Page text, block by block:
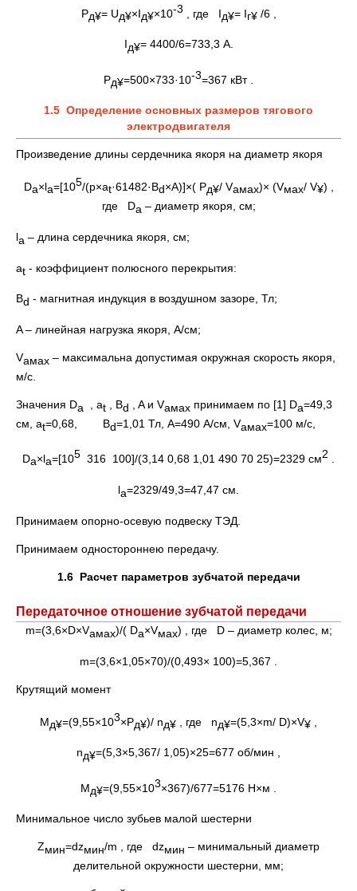
Рд¥= Uд¥×Iд¥×10-3 , где Iд¥= Iг¥/6 ,
Iд¥= 4400/6=733,3 А.
Рд¥=500×733·10-3=367 кВт .
1.5 Определение основных размеров тягового
электродвигателя
Произведение длины сердечника якоря на диаметр якоря
Da×la=[105/(p×at·61482·Bd×A)]×( Рд¥/ Vaмах)× (Vмах/ V¥) ,
где Da – диаметр якоря, см;
la – длина сердечника якоря, см;
at - коэффициент полюсного перекрытия:
Bd - магнитная индукция в воздушном зазоре, Тл;
A – линейная нагрузка якоря, А/см;
Vaмах – максимальна допустимая окружная скорость якоря,
м/с.
Значения Da , at , Bd , A и Vaмах принимаем по [1] Da=49,3
см, at=0,68, Bd=1,01 Тл, A=490 А/см, Vaмах=100 м/с,
Da×la=[105 316 100]/(3,14 0,68 1,01 490 70 25)=2329 см2
la=2329/49,3=47,47 см.
Принимаем опорно-осевую подвеску ТЭД.
Принимаем одностороннею передачу.
1.6 Расчет параметров зубчатой передачи
Передаточное отношение зубчатой передачи
m=(3,6×D×Vaмах)/( Da×Vмах) , где D – диаметр колес, м;
m=(3,6×1,05×70)/(0,493× 100)=5,367 .
Крутящий момент
Мд¥=(9,55×103×Рд¥)/ nд¥ , где nд¥=(5,3×m/ D)×V¥
nд¥=(5,3×5,367/ 1,05)×25=677 об/мин ,
Мд¥=(9,55×103×367)/677=5176 Н×м .
Минимальное число зубьев малой шестерни
Zмин=dzмин/m , где dzмин – минимальный диаметр
делительной окружности шестерни, мм;